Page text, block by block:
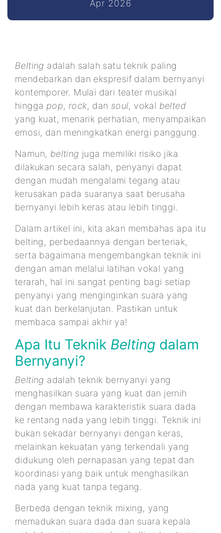
Apr 2026
Belting adalah salah satu teknik paling
mendebarkan dan ekspresif dalam bernyanyi
kontemporer. Mulai dari teater musikal
hingga pop, rock, dan soul, vokal belted
yang kuat, menarik perhatian, menyampaikan
emosi, dan meningkatkan energi panggung.
Namun, belting juga memiliki risiko jika
dilakukan secara salah, penyanyi dapat
dengan mudah mengalami tegang atau
kerusakan pada suaranya saat berusaha
bernyanyi lebih keras atau lebih tinggi.
Dalam artikel ini, kita akan membahas apa itu
belting, perbedaannya dengan berteriak,
serta bagaimana mengembangkan teknik ini
dengan aman melalui latihan vokal yang
terarah, hal ini sangat penting bagi setiap
penyanyi yang menginginkan suara yang
kuat dan berkelanjutan. Pastikan untuk
membaca sampai akhir ya!
Apa Itu Teknik Belting dalam
Bernyanyi?
Belting adalah teknik bernyanyi yang
menghasilkan suara yang kuat dan jernih
dengan membawa karakteristik suara dada
ke rentang nada yang lebih tinggi. Teknik ini
bukan sekadar bernyanyi dengan keras,
melainkan kekuatan yang terkendali yang
didukung oleh pernapasan yang tepat dan
koordinasi yang baik untuk menghasilkan
nada yang kuat tanpa tegang.
Berbeda dengan teknik mixing, yang
memadukan suara dada dan suara kepala